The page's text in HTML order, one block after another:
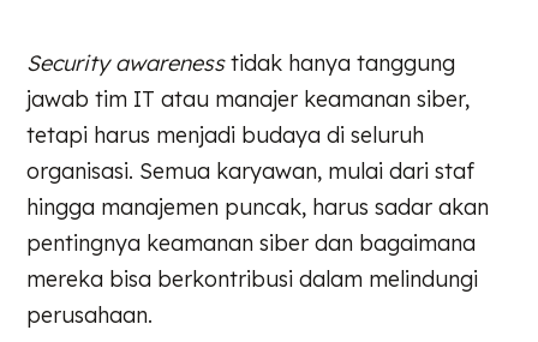
Security awarenesstidak hanya tanggung
jawab tim IT atau manajer keamanan siber,
tetapi harus menjadi budaya di seluruh
organisasi. Semua karyawan, mulai dari staf
hingga manajemen puncak, harus sadar akan
pentingnya keamanan siber dan bagaimana
mereka bisa berkontribusi dalam melindungi
perusahaan.